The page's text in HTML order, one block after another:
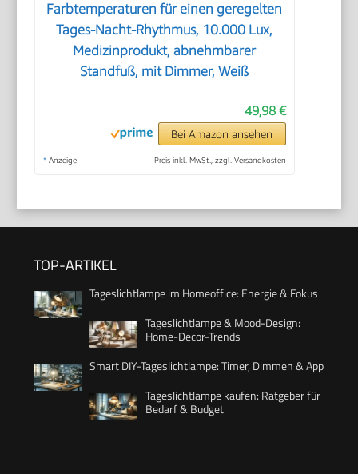
Farbtemperaturen für einen geregelten
Tages-Nacht-Rhythmus, 10.000 Lux,
Medizinprodukt, abnehmbarer
Standfuß, mit Dimmer, Weiß
49,98 €
Bei Amazon ansehen
* Anzeige Preis inkl. MwSt., zzgl. Versandkosten
TOP-ARTIKEL
Tageslichtlampe im Homeoffice: Energie & Fokus
Tageslichtlampe & Mood-Design:
Home-Decor-Trends
Smart DIY-Tageslichtlampe: Timer, Dimmen & App
Tageslichtlampe kaufen: Ratgeber für
Bedarf & Budget